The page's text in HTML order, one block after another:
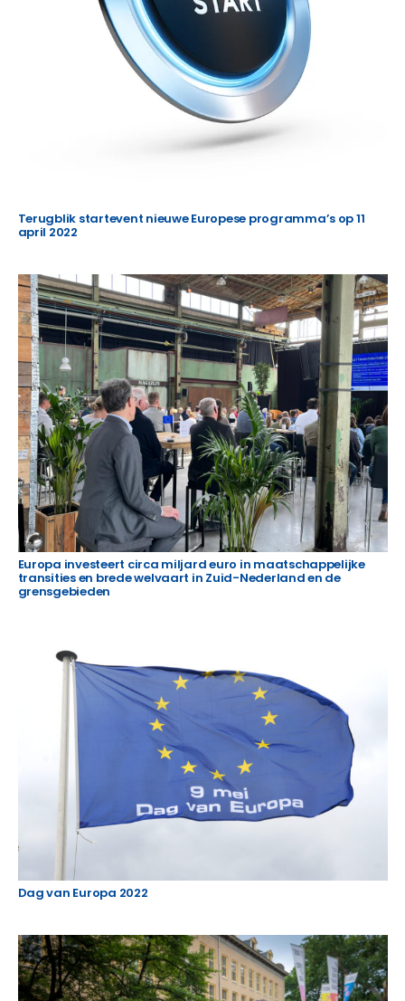
Terugblik startevent nieuwe Europese programma’s op 11
april 2022
Europa investeert circa miljard euro in maatschappelijke
transities en brede welvaart in Zuid-Nederland en de
grensgebieden
Dag van Europa 2022